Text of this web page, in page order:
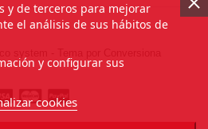
y de terceros para mejorar
el análisis de sus hábitos de
y configurar sus
cookies